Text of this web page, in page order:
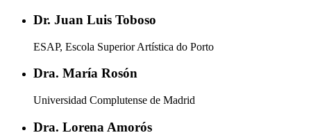
Dr. Juan Luis Toboso
ESAP, Escola Superior Artística do Porto
Dra. María Rosón
Universidad Complutense de Madrid
Dra. Lorena Amorós